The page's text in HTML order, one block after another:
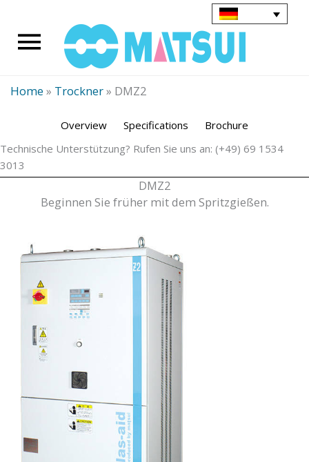
springen
Main
Home » Trockner» DMZ2
Overview Specifications
Brochure
Technische Unterstützung? Rufen Sie uns an: (+49) 69 1534
3013
DMZ2
Beginnen Sie früher mit dem Spritzgießen.